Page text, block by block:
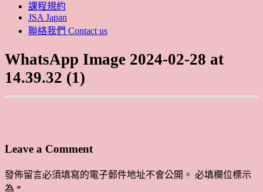
課程規約
JSA Japan
聯絡我們 Contact us
WhatsApp Image 2024-02-28 at
14.39.32 (1)
Leave a Comment
發佈留言必須填寫的電子郵件地址不會公開。 必填欄位標示
為 *